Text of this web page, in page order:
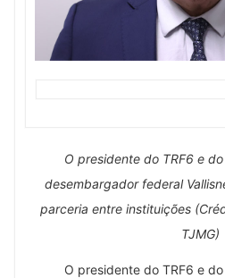
O presidente do TRF6 e
desembargador federal
parceria entre instituições
TJMG)
O presidente do TRF6 e